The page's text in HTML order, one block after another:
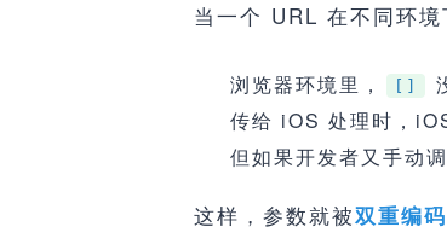
当一个 URL 在不同环境
浏览器环境里， []
传给 iOS 处理时，
但如果开发者又手动
这样，参数就被双重编码